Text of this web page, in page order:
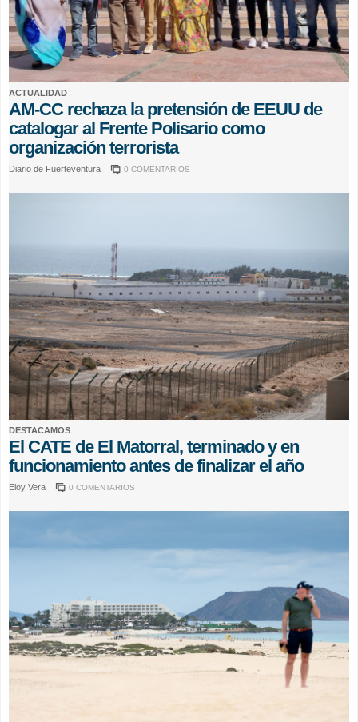
ACTUALIDAD
AM-CC rechaza la pretensión de EEUU de
catalogar al Frente Polisario como
organización terrorista
Diario de Fuerteventura 0 COMENTARIOS
DESTACAMOS
El CATE de El Matorral, terminado y en
funcionamiento antes de finalizar el año
Eloy Vera 0 COMENTARIOS